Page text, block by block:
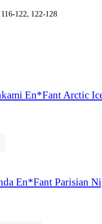
122, 122-128
En*Fant Arctic
En*Fant Parisian